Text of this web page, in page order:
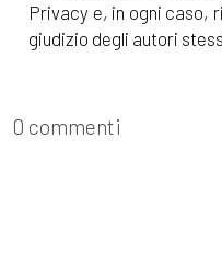
Privacy e, in ogni caso,
giudizio degli autori
0 commenti